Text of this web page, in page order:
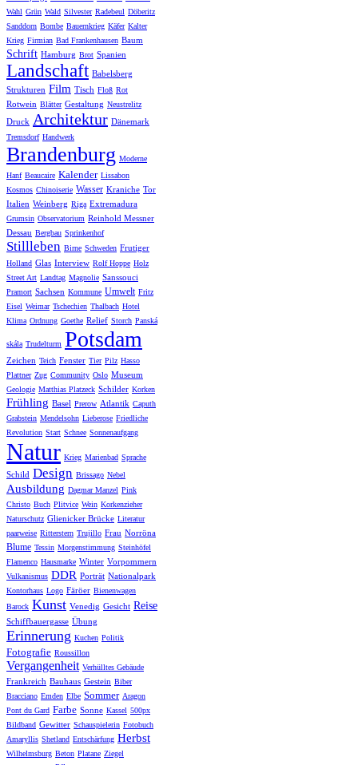
Wahl Grün Wald Silvester Radebeul Döberitz
Sanddorn Bombe Bauernkrieg Käfer Kalter
Krieg Firmian Bad Frankenhausen Baum
Schrift Hamburg Brot Spanien
Landschaft Babelsberg
Strukturen Film Tisch Floß Rot
Rotwein Blätter Gestaltung Neustrelitz
Druck Architektur Dänemark
Tremsdorf Handwerk
Brandenburg Moderne
Hanf Beaucaire Kalender Lissabon
Kosmos Chinoiserie Wasser Kraniche Tor
Italien Weinberg Riga Extremadura
Grumsin Observatorium Reinhold Messner
Dessau Bergbau Sprinkenhof
Stillleben Birne Schweden Frutiger
Holland Glas Interview Rolf Hoppe Holz
Street Art Landtag Magnolie Sanssouci
Pramort Sachsen Kommune Umwelt Fritz
Eisel Weimar Tschechien Thalbach Hotel
Klima Ordnung Goethe Relief Storch Panská
skála Trudelturm Potsdam
Zeichen Teich Fenster Tier Pilz Hasso
Plattner Zug Community Oslo Museum
Geologie Matthias Platzeck Schilder Korken
Frühling Basel Prerow Atlantik Caputh
Grabstein Mendelsohn Lieberose Friedliche
Revolution Start Schnee Sonnenaufgang
Natur Krieg Marienbad Sprache
Schild Design Brissago Nebel
Ausbildung Dagmar Manzel Pink
Christo Buch Plitvice Wein Korkenzieher
Naturschutz Glienicker Brücke Literatur
paarweise Ritterstern Trujillo Frau Norröna
Blume Tessin Morgenstimmung Steinhöfel
Flamenco Hausmarke Winter Vorpommern
Vulkanismus DDR Porträt Nationalpark
Kontorhaus Logo Färöer Bienenwagen
Barock Kunst Venedig Gesicht Reise
Schiffbauergasse Übung
Erinnerung Kuchen Politik
Fotografie Roussillon
Vergangenheit Verhülltes Gebäude
Frankreich Bauhaus Gestein Biber
Bracciano Emden Elbe Sommer Aragon
Pont du Gard Farbe Sonne Kassel 500px
Bildband Gewitter Schauspielerin Fotobuch
Amaryllis Shetland Entschärfung Herbst
Wilhelmsburg Beton Platane Ziegel